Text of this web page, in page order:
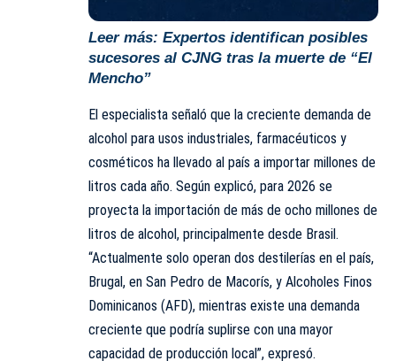
Leer más: Expertos identifican posibles
sucesores al CJNG tras la muerte de “El
Mencho”
El especialista señaló que la creciente demanda de
alcohol para usos industriales, farmacéuticos y
cosméticos ha llevado al país a importar millones de
litros cada año. Según explicó, para 2026 se
proyecta la importación de más de ocho millones de
litros de alcohol, principalmente desde Brasil.
“Actualmente solo operan dos destilerías en el país,
Brugal, en San Pedro de Macorís, y Alcoholes Finos
Dominicanos (AFD), mientras existe una demanda
creciente que podría suplirse con una mayor
capacidad de producción local”, expresó.